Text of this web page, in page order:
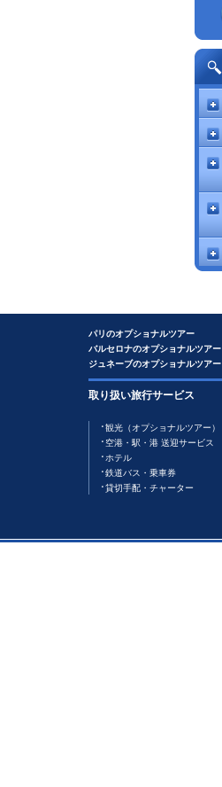
パリのオプショナルツアー
バルセロナのオプショナルツアー
ジュネーブのオプショナルツアー
取り扱い旅行サービス
観光（オプショナルツアー）
空港・駅・港 送迎サービス
ホテル
鉄道バス・乗車券
貸切手配・チャーター